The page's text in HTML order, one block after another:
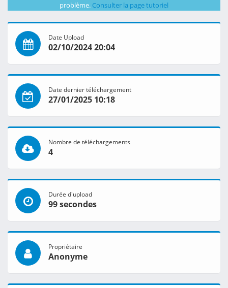
problème. Consulter la page tutoriel
Date Upload
02/10/2024 20:04
Date dernier téléchargement
27/01/2025 10:18
Nombre de téléchargements
4
Durée d'upload
99 secondes
Propriétaire
Anonyme